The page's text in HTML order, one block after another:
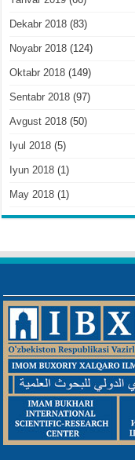
Dekabr 2018 (83)
Noyabr 2018 (124)
Oktabr 2018 (149)
Sentabr 2018 (97)
Avgust 2018 (50)
Iyul 2018 (5)
Iyun 2018 (1)
May 2018 (1)